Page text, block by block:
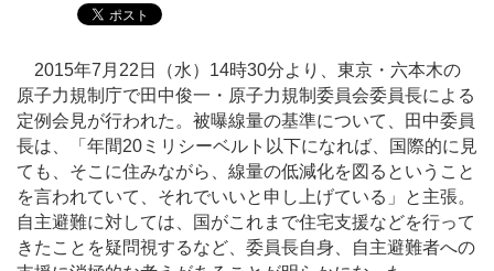
2015年7月22日（水）14時30分より、東京・六本木の
原子力規制庁で田中俊一・原子力規制委員会委員長による
定例会見が行われた。被曝線量の基準について、田中委員
長は、「年間20ミリシーベルト以下になれば、国際的に見
ても、そこに住みながら、線量の低減化を図るということ
を言われていて、それでいいと申し上げている」と主張。
自主避難に対しては、国がこれまで住宅支援などを行って
きたことを疑問視するなど、委員長自身、自主避難者への